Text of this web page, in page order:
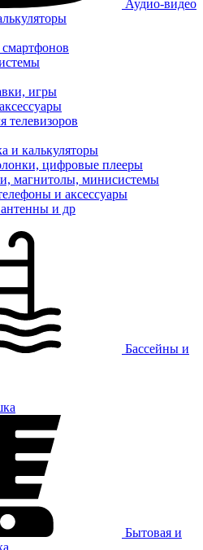
Аудио-видео
игры
телевизоров
и калькуляторы
цифровые плееры
магнитолы, минисистемы
и аксессуары
и др
Бассейны и
Бытовая и